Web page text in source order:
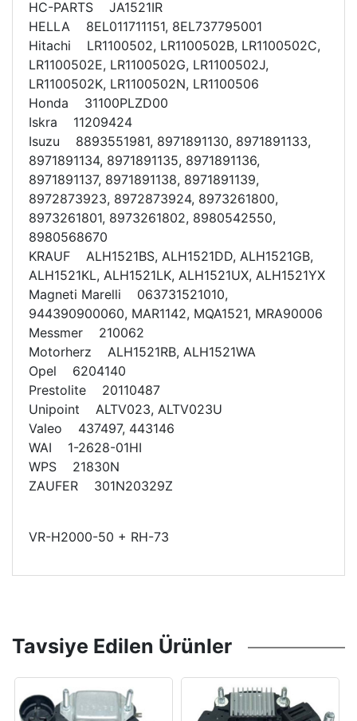
HC-PARTS JA1521IR
HELLA 8EL011711151, 8EL737795001
Hitachi LR1100502, LR1100502B, LR1100502C,
LR1100502E, LR1100502G, LR1100502J,
LR1100502K, LR1100502N, LR1100506
Honda 31100PLZD00
Iskra 11209424
Isuzu 8893551981, 8971891130, 8971891133,
8971891134, 8971891135, 8971891136,
8971891137, 8971891138, 8971891139,
8972873923, 8972873924, 8973261800,
8973261801, 8973261802, 8980542550,
8980568670
KRAUF ALH1521BS, ALH1521DD, ALH1521GB,
ALH1521KL, ALH1521LK, ALH1521UX, ALH1521YX
Magneti Marelli 063731521010,
944390900060, MAR1142, MQA1521, MRA90006
Messmer 210062
Motorherz ALH1521RB, ALH1521WA
Opel 6204140
Prestolite 20110487
Unipoint ALTV023, ALTV023U
Valeo 437497, 443146
WAI 1-2628-01HI
WPS 21830N
ZAUFER 301N20329Z
VR-H2000-50 + RH-73
Tavsiye Edilen Ürünler